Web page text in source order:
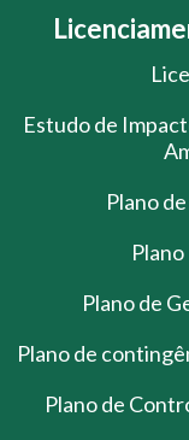
Estudo de
Plano
Plano de
Plano de
Plano de